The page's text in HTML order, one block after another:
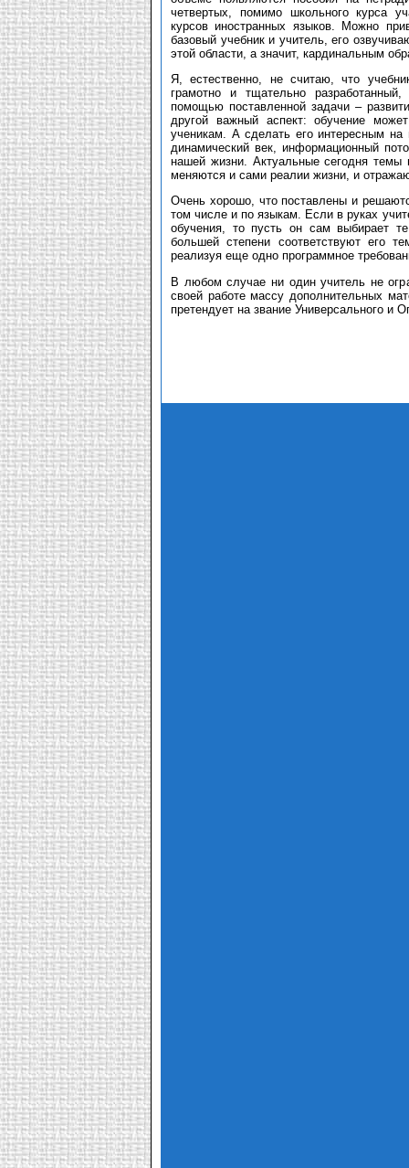
четвертых, помимо школьного курса
курсов иностранных языков. Можно
базовый учебник и учитель, его
этой области, а значит, кардинальным
Я, естественно, не считаю, что
грамотно и тщательно
помощью поставленной задачи –
другой важный аспект: обучение
ученикам. А сделать его интересным
динамический век, информационный
нашей жизни. Актуальные сегодня
меняются и сами реалии жизни, и
Очень хорошо, что поставлены и
том числе и по языкам. Если в руках
обучения, то пусть он сам выбирает
большей степени соответствуют его
реализуя еще одно программное
В любом случае ни один учитель не
своей работе массу дополнительных
претендует на звание Универсального и